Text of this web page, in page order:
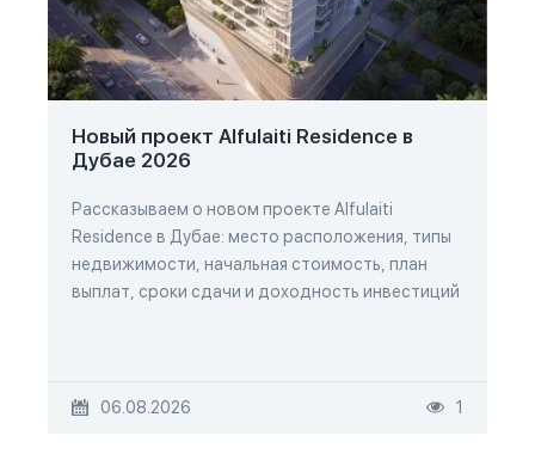
Новый проект Alfulaiti Residence в
Дубае 2026
Рассказываем о новом проекте Alfulaiti
Residence в Дубае: место расположения, типы
недвижимости, начальная стоимость, план
выплат, сроки сдачи и доходность инвестиций
06.08.2026 1